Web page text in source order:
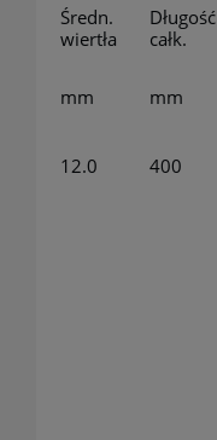
Średn.
wiertła
Długość
całk.
mm mm
12.0 400